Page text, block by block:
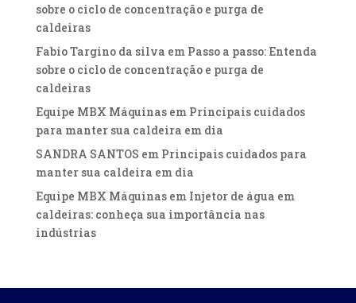
sobre o ciclo de concentração e purga de
caldeiras
Fabio Targino da silva em Passo a passo: Entenda
sobre o ciclo de concentração e purga de
caldeiras
Equipe MBX Máquinasem Principais cuidados
para manter sua caldeira em dia
SANDRA SANTOS em Principais cuidados para
manter sua caldeira em dia
Equipe MBX Máquinasem Injetor de água em
caldeiras: conheça sua importância nas
indústrias